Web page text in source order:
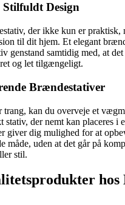
Design
der ikke kun er praktisk,
til dit hjem. Et elegant
genstand samtidig med, at
og let tilgængeligt.
Brændestativer
trang, kan du overveje et
stativ, der nemt kan placeres i
giver dig mulighed for at
måde, uden at det går på
stil.
hos